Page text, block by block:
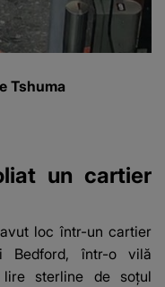
Tshuma
un cartier
loc într-un cartier
Bedford, într-o vilă
sterline de soțul